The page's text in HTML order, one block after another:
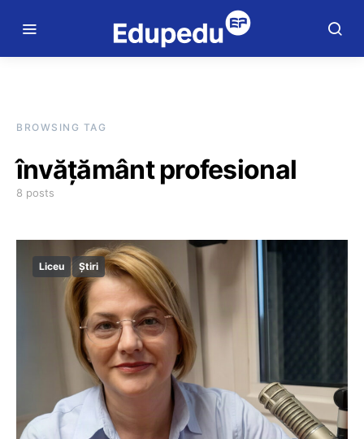
BROWSING TAG
învățământ profesional
8 posts
Liceu Știri